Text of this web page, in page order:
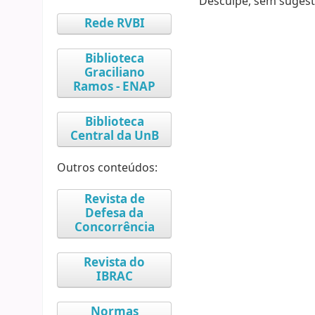
Rede RVBI
Biblioteca
Graciliano
Ramos - ENAP
Biblioteca
Central da UnB
Outros conteúdos:
Revista de
Defesa da
Concorrência
Revista do
IBRAC